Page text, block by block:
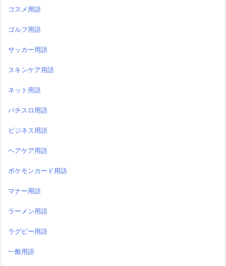
コスメ用語
ゴルフ用語
サッカー用語
スキンケア用語
ネット用語
パチスロ用語
ビジネス用語
ヘアケア用語
ポケモンカード用語
マナー用語
ラーメン用語
ラグビー用語
一般用語